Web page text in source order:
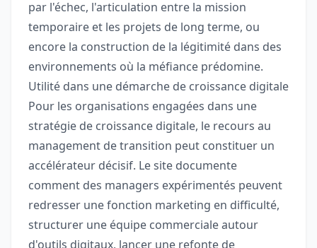
par l'échec, l'articulation entre la mission
temporaire et les projets de long terme, ou
encore la construction de la légitimité dans des
environnements où la méfiance prédomine.
Utilité dans une démarche de croissance digitale
Pour les organisations engagées dans une
stratégie de croissance digitale, le recours au
management de transition peut constituer un
accélérateur décisif. Le site documente
comment des managers expérimentés peuvent
redresser une fonction marketing en difficulté,
structurer une équipe commerciale autour
d'outils digitaux, lancer une refonte de